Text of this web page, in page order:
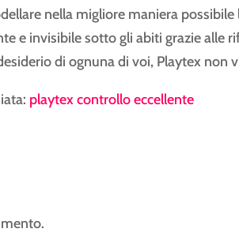
nella migliore maniera possibile
e invisibile sotto gli abiti grazie alle
di ognuna di voi, Playtex non
playtex controllo eccellente